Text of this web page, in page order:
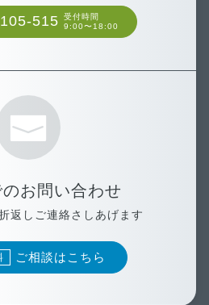
515
受付時間
9:00〜18:00
のお問い合わせ
返しご連絡さしあげます
ご相談はこちら